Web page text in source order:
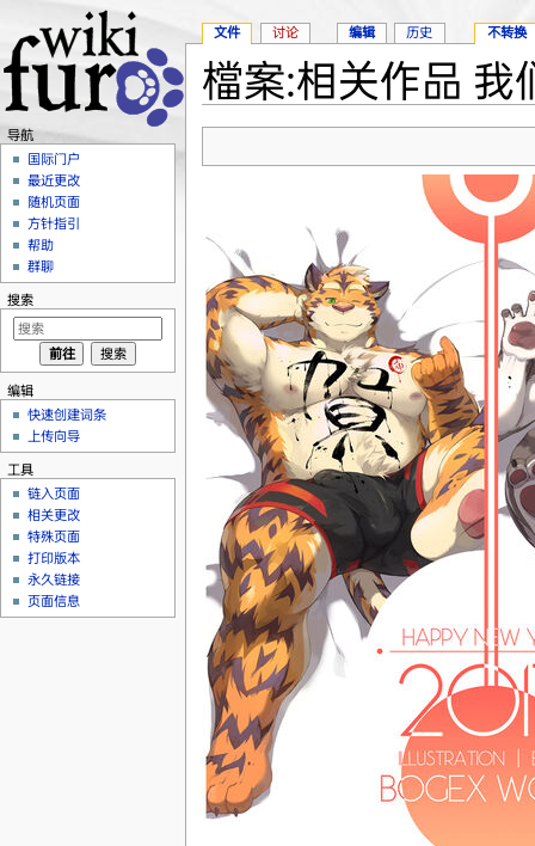
檔案:相关作品 我
文件 讨论 编辑 历史 不转换
导航
国际门户
最近更改
随机页面
方针指引
帮助
群聊
搜索
编辑
快速创建词条
上传向导
工具
链入页面
相关更改
特殊页面
打印版本
永久链接
页面信息